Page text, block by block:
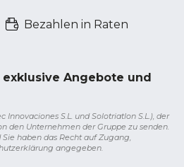
Bezahlen in Raten
Angebote und
S.L. und Solotriatlon S.L.), der
den Unternehmen der Gruppe zu senden.
haben das Recht auf Zugang,
angegeben.